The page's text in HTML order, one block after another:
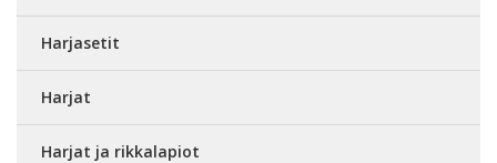
Harjasetit
Harjat
Harjat ja rikkalapiot